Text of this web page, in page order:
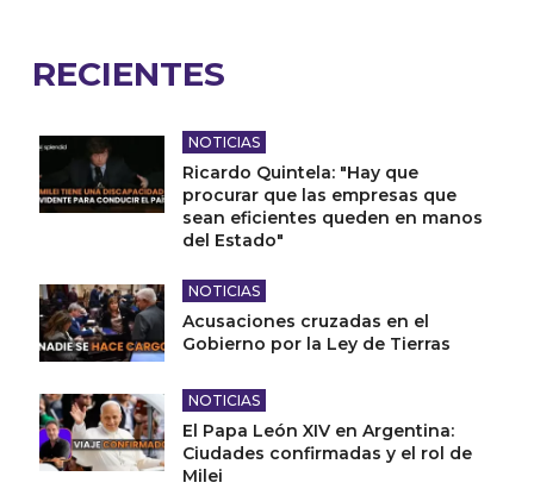
RECIENTES
NOTICIAS
Ricardo Quintela: "Hay que
procurar que las empresas que
sean eficientes queden en manos
del Estado"
NOTICIAS
Acusaciones cruzadas en el
Gobierno por la Ley de Tierras
NOTICIAS
El Papa León XIV en Argentina:
Ciudades confirmadas y el rol de
Milei